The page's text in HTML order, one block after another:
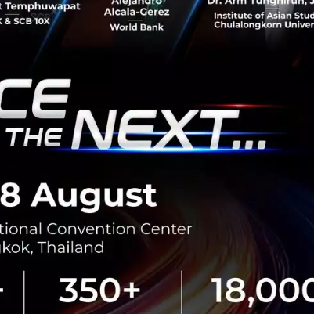
ลดการปล่อยก๊าซเรือนกระจก และสร้างสังคมที่เป็น
ขายแลกเปลี่ยนคาร์บอนเครดิต และพลังงาน
ยั่งยืนในการรับผิดชอบต่อสังคมและสิ่งแวดล้อม ซึ่งได้
องการดำเนินธุรกิจขององค์กรและบริษัทต่าง ๆ” นาย
No comment
กรุงเทพโปรดิ๊วส x Esri ใช้ดาวเทียม ArcGIS ส่อง